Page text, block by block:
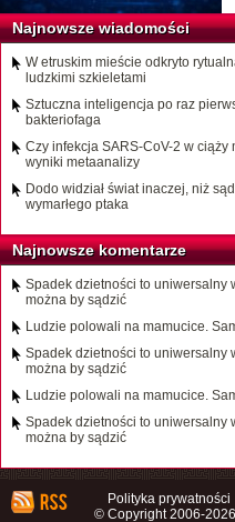
Najnowsze wiadomości
W etruskim mieście odkryto
ludzkimi szkieletami
Sztuczna inteligencja po raz
bakteriofaga
Czy infekcja SARS-CoV-2 w
wyniki metaanalizy
Dodo widział świat inaczej, niż
wymarłego ptaka
Najnowsze komentarze
Spadek dzietności to uniwersalny
można by sądzić
Ludzie polowali na mamucice.
Spadek dzietności to uniwersalny
można by sądzić
Ludzie polowali na mamucice.
Spadek dzietności to uniwersalny
można by sądzić
Polityka prywatności
© Copyright 2006-2026